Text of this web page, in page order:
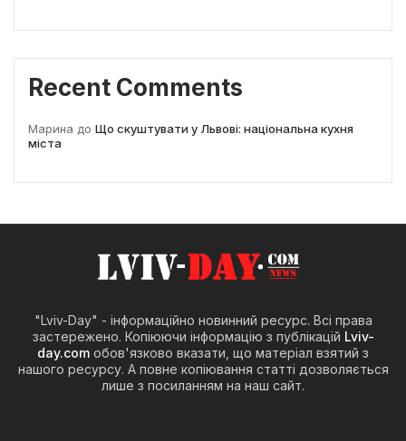
Recent Comments
Марина до Що скуштувати у Львові: національна кухня
міста
"Lviv-Day" - інформаційно новинний ресурс. Всі права
застережено. Копіюючи інформацію з публікацій Lviv-
day.com обов'язково вказати, що матеріал взятий з
нашого ресурсу. А повне копіювання статті дозволяється
лише з посиланням на наш сайт.